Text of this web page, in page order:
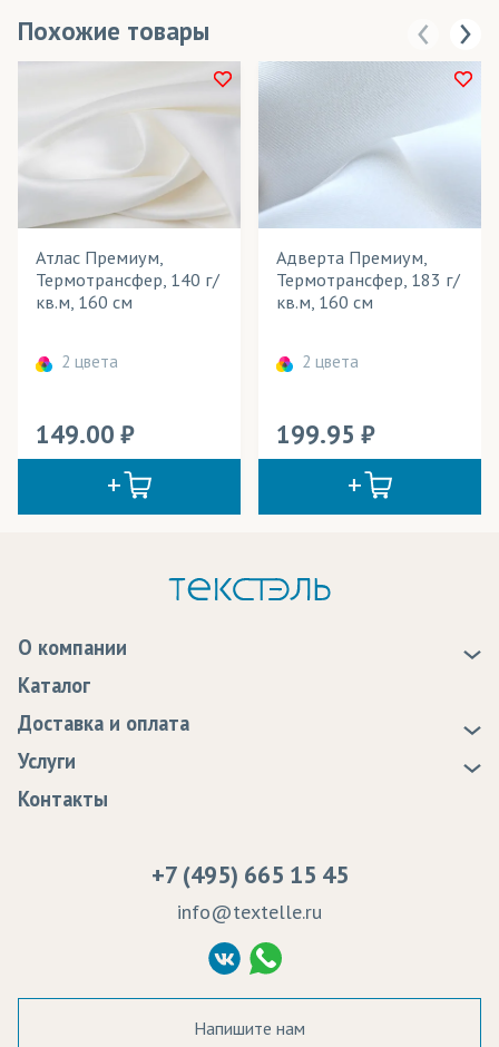
Похожие товары
Атлас Премиум,
Термотрансфер, 140 г/
кв.м, 160 см
2 цвета
149.00
Адверта Премиум,
Термотрансфер, 183 г/
кв.м, 160 см
2 цвета
199.95
О компании
Статьи
Программа лояльности
Сертификаты качества
Судебные решения
Политика Конфиденциальности
Согласие на обработку ПД
Каталог
Доставка и оплата
Доставка
Оплата
Услуги
Образцы
Контакты
+7 (495) 665 15 45
info@textelle.ru
Напишите нам